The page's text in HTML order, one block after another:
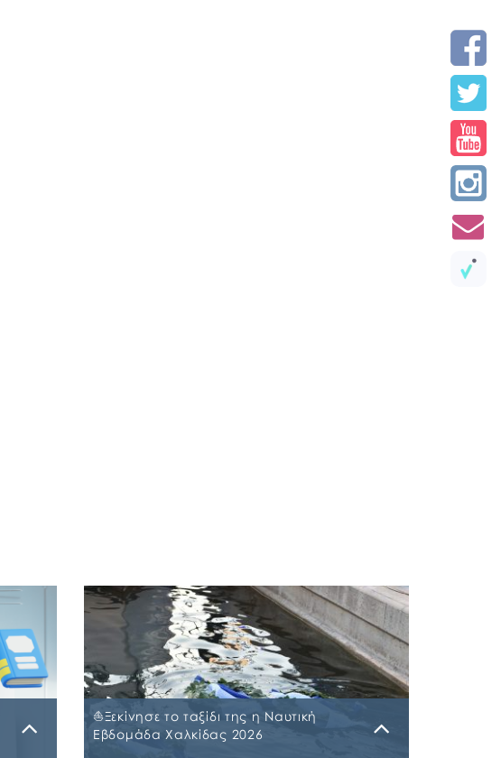
⛵️Ξεκίνησε το ταξίδι της η Ναυτική
Εβδομάδα Χαλκίδας 2026